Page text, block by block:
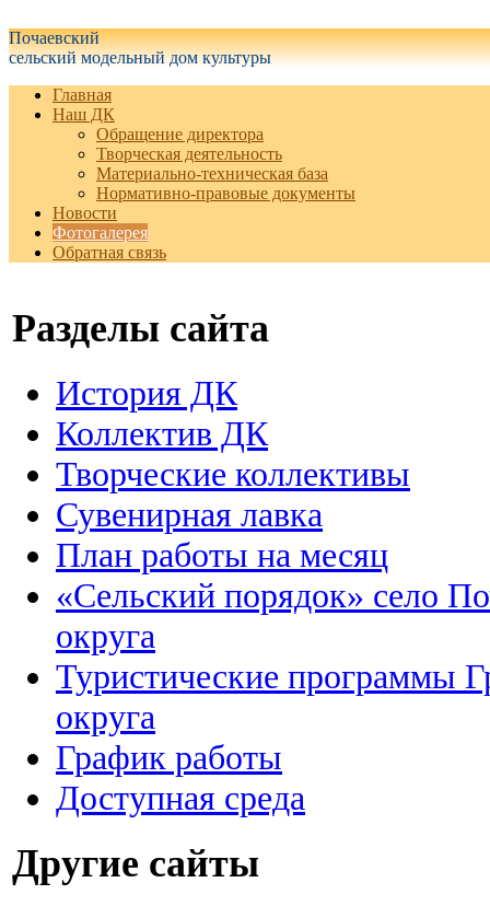
Почаевский
сельский модельный дом культуры
Главная
Наш ДК
Обращение директора
Творческая деятельность
Материально-техническая база
Нормативно-правовые документы
Новости
Фотогалерея
Обратная связь
Разделы сайта
История ДК
Коллектив ДК
Творческие коллективы
Сувенирная лавка
План работы на месяц
«Сельский порядок» село
округа
Туристические программы
округа
График работы
Доступная среда
Другие сайты